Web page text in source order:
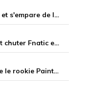
LCK 2026 Gen.G surclasse KT Rolster et s'empare de la deuxième place du Legend Group
LEC Summer 2026 : Team Heretics fait chuter Fnatic et lance enfin sa saison estivale
T1 place Oner sur le banc et titularise le rookie Painter face à Hanwha Life Esports